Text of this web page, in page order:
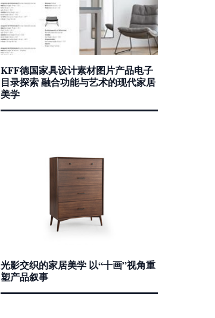
KFF德国家具设计素材图片产品电子
目录探索 融合功能与艺术的现代家居
美学
光影交织的家居美学 以“十画”视角重
塑产品叙事